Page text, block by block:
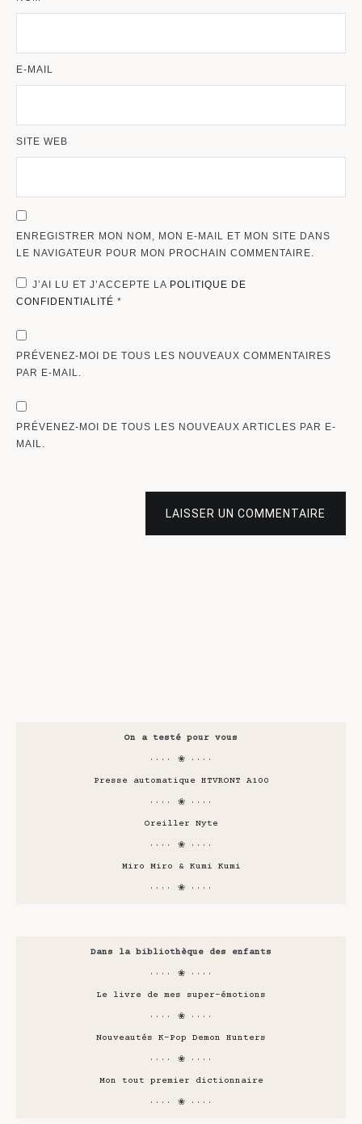
E-MAIL
SITE WEB
ENREGISTRER MON NOM, MON E-MAIL ET MON SITE DANS
LE NAVIGATEUR POUR MON PROCHAIN COMMENTAIRE.
J’AI LU ET J’ACCEPTE LA POLITIQUE DE
CONFIDENTIALITÉ *
PRÉVENEZ-MOI DE TOUS LES NOUVEAUX COMMENTAIRES
PAR E-MAIL.
PRÉVENEZ-MOI DE TOUS LES NOUVEAUX ARTICLES PAR E-
MAIL.
LAISSER UN COMMENTAIRE
On a testé pour vous
···· ❀ ····
Presse automatique HTVRONT A100
···· ❀ ····
Oreiller Nyte
···· ❀ ····
Miro Miro & Kumi Kumi
···· ❀ ····
Dans la bibliothèque des enfants
···· ❀ ····
Le livre de mes super-émotions
···· ❀ ····
Nouveautés K-Pop Demon Hunters
···· ❀ ····
Mon tout premier dictionnaire
···· ❀ ····